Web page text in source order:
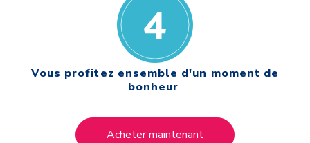
Vous profitez ensemble d'un moment de
bonheur
Acheter maintenant